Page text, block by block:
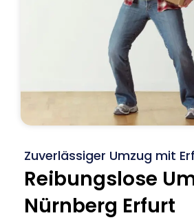
Zuverlässiger Umzug mit
Reibungslose
Nürnberg Erfurt